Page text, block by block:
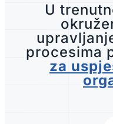
U
procesima
za